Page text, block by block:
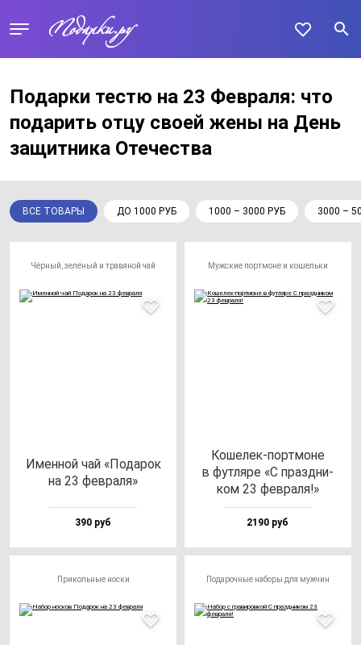
Подарки тестю на 23 Февраля: что
подарить отцу своей жены на День
защитника Отечества
ВСЕ ТОВАРЫ ДО 1000 РУБ 1000 – 3000 РУБ 3000 –
Чёрный, зелёный и травяной чай
Имен­ной чай «Пода­рок
на 23 фев­ра­ля»
390 руб
Мужские портмоне и кошельки
Коше­лек-пор­тмо­не
в фут­ля­ре «С праз­дни­
ком 23 фев­ра­ля!»
2190 руб
Прикольные носки Подарочные наборы для мужчин